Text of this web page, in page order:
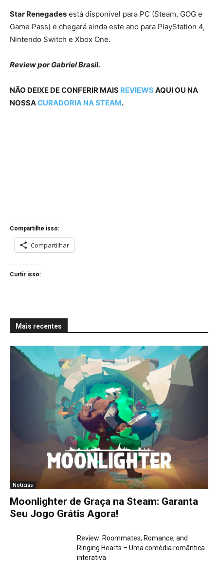
Star Renegades está disponível para PC (Steam, GOG e
Game Pass) e chegará ainda este ano para PlayStation 4,
Nintendo Switch e Xbox One.
Review por Gabriel Brasil.
NÃO DEIXE DE CONFERIR MAIS REVIEWS AQUI OU NA
NOSSACURADORIA NA STEAM.
Compartilhe isso:
Compartilhar
Curtir isso:
Mais recentes
Notícias
Moonlighter de Graça na Steam: Garanta
Seu Jogo Grátis Agora!
Review: Roommates, Romance, and
Ringing Hearts – Uma comédia romântica
interativa